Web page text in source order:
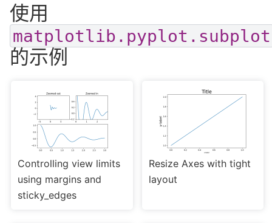
使用
matplotlib.pyplot.subplot
的示例
Controlling view limits
using margins and
sticky_edges
Resize Axes with tight
layout